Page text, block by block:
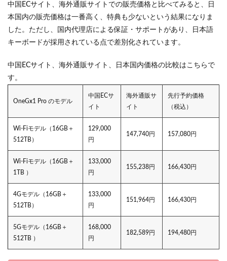
中国ECサイト、海外通販サイトでの販売価格と比べてみると、日
本国内の販売価格は一番高く、特典も少ないという結果になりま
した。ただし、国内代理店による保証・サポートがあり、日本語
キーボードが採用されている点で差別化されています。
中国ECサイト、海外通販サイト、日本国内価格の比較はこちらで
す。
OneGx1 Pro のモデル
中国ECサ
イト
海外通販サ
イト
先行予約価格
（税込）
Wi-Fiモデル（16GB＋
512TB）
129,000
円
147,740円 157,080円
Wi-Fiモデル（16GB＋
1TB ）
133,000
円
155,238円 166,430円
4Gモデル（16GB＋
512TB）
133,000
円
151,964円 166,430円
5Gモデル（16GB＋
512TB ）
168,000
円
182,589円 194,480円